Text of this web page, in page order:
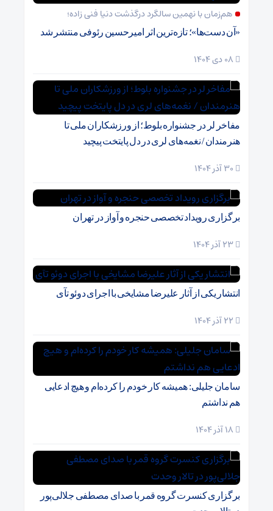
هم‌زمان با نهمین سالگرد درگذشت دنیا فنی زاده؛
«آن دست‌ها»؛ تازه‌ترین اثر امیرحسین رئوفی منتشر شد
مفاخر لر در جشنواره بلوط؛ از ورزشکاران ملی تا
هنرمندان / نغمه‌های لری در دل پایتخت پیچید
برگزاری رویداد تخصصی حنجره و آواز در تهران
انتشار یکی از آثار علیرضا مشایخی با اجرای دوئو تآی
سامان جلیلی: همیشه کار خودم را کرده‌ام و هیچ ادعایی
هم نداشتم
برگزاری کنسرت گروه قمر با صدای مصطفی جلالی‌پور